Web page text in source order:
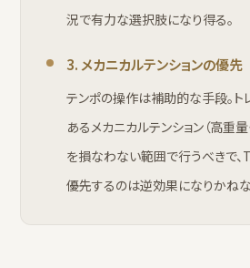
況で有力な選択肢になり得る。
3. メカニカルテンションの優先
テンポの操作は補助的な手段。ト
あるメカニカルテンション（高重量
を損なわない範囲で行うべきで
優先するのは逆効果になりかねな